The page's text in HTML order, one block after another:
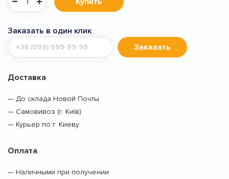
Заказать в один клик
Мобильный
телефон
Заказать
Доставка
— До склада Новой Почты
— Самовивоз (г. Київ)
— Курьер по г. Киеву
Оплата
— Наличными при получении